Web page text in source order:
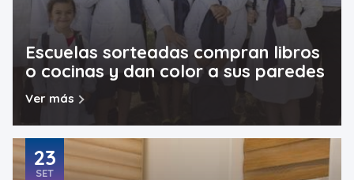
Escuelas sorteadas compran libros
o cocinas y dan color a sus paredes
Ver más
23
SET